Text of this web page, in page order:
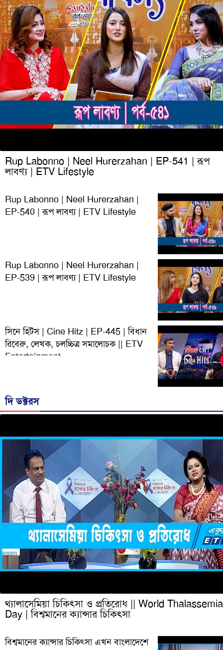
Rup Labonno | Neel Hurerzahan | EP-541 | রূপ
লাবণ্য | ETV Lifestyle
Rup Labonno | Neel Hurerzahan |
EP-540 | রূপ লাবণ্য | ETV Lifestyle
Rup Labonno | Neel Hurerzahan |
EP-539 | রূপ লাবণ্য | ETV Lifestyle
সিনে হিটস | Cine Hitz | EP-445 | বিধান
রিবেরু, লেখক, চলচ্চিত্র সমালোচক || ETV
Entertainment
দি ডক্টরস
থ্যালাসেমিয়া চিকিৎসা ও প্রতিরোধ || World Thalassemia
Day | বিশ্বমানের ক্যান্সার চিকিৎসা
বিশ্বমানের ক্যান্সার চিকিৎসা এখন বাংলাদেশে